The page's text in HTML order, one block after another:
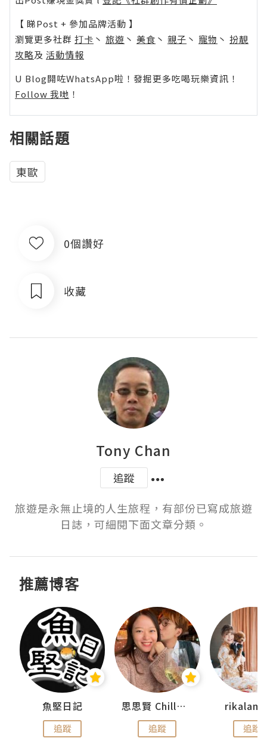
【 睇Post + 參加品牌活動 】
瀏覽更多社群 打卡 丶 旅遊 丶 美食 丶 親子 丶 寵物 丶 扮靚
攻略及 活動情報
U Blog開咗WhatsApp啦！發掘更多吃喝玩樂資訊！
Follow 我哋 ！
相關話題
東歐
0個讚好
收藏
Tony Chan
追蹤
旅遊是永無止境的人生旅程，有部份已寫成旅遊
日誌，可細閱下面文章分類。
推薦博客
魚堅日記
追蹤
思思賢 ChillMyBabe
追蹤 追蹤